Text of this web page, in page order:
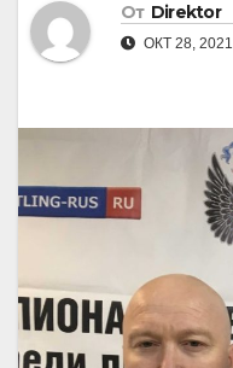
От Direktor
ОКТ 28, 2021